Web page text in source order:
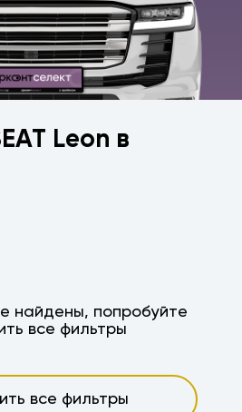
Leon в
найдены, попробуйте
все фильтры
все фильтры